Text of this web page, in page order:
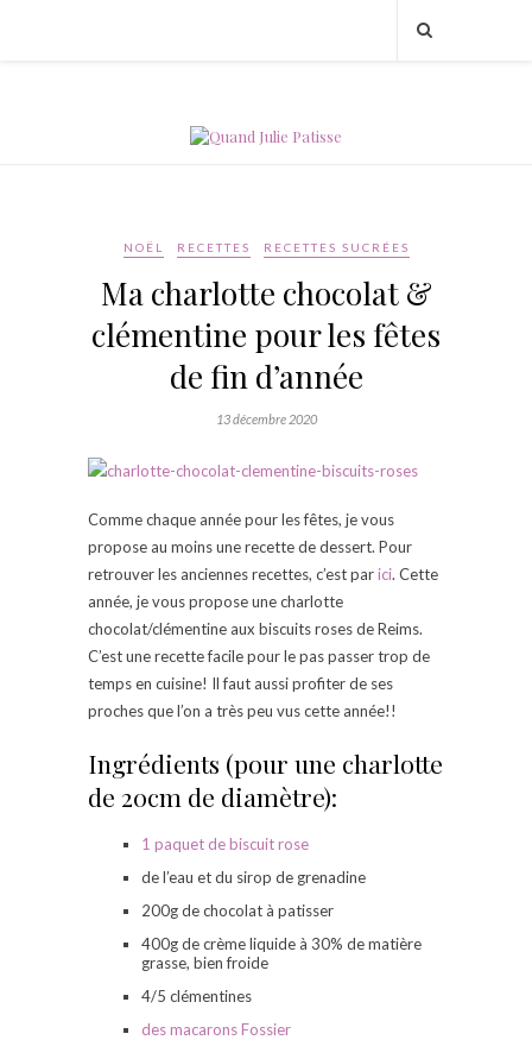
NOËL RECETTES RECETTES SUCRÉES
Ma charlotte chocolat &
clémentine pour les fêtes
de fin d’année
13 décembre 2020
Comme chaque année pour les fêtes, je vous
propose au moins une recette de dessert. Pour
retrouver les anciennes recettes, c’est parici. Cette
année, je vous propose une charlotte
chocolat/clémentine aux biscuits roses de Reims.
C’est une recette facile pour le pas passer trop de
temps en cuisine! Il faut aussi profiter de ses
proches que l’on a très peu vus cette année!!
Ingrédients (pour une charlotte
de 20cm de diamètre):
1 paquet de biscuit rose
de l’eau et du sirop de grenadine
200g de chocolat à patisser
400g de crème liquide à 30% de matière
grasse, bien froide
4/5 clémentines
des macarons Fossier